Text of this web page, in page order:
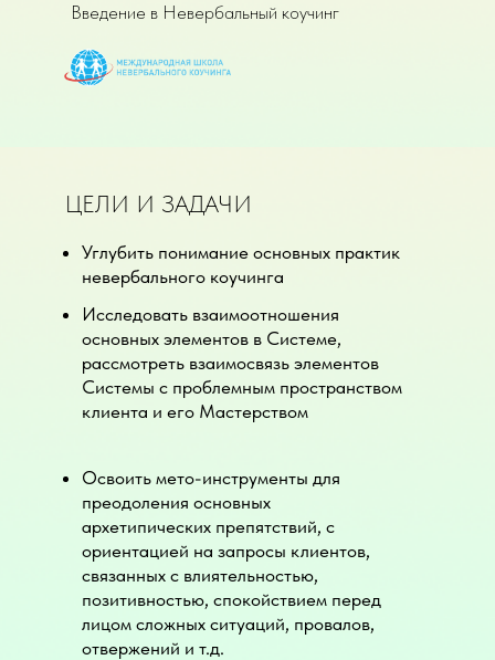
Введение в Невербальный коучинг
Углубить понимание основных практик
невербального коучинга
ЦЕЛИ И ЗАДАЧИ
Исследовать взаимоотношения
основных элементов в Системе,
рассмотреть взаимосвязь элементов
Системы с проблемным пространством
клиента и его Мастерством
Освоить мето-инструменты для
преодоления основных
архетипических препятствий, с
ориентацией на запросы клиентов,
связанных с влиятельностью,
позитивностью, спокойствием перед
лицом сложных ситуаций, провалов,
отвержений и т.д.